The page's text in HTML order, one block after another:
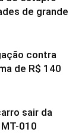
de grande
contra
de R$ 140
sair da
010